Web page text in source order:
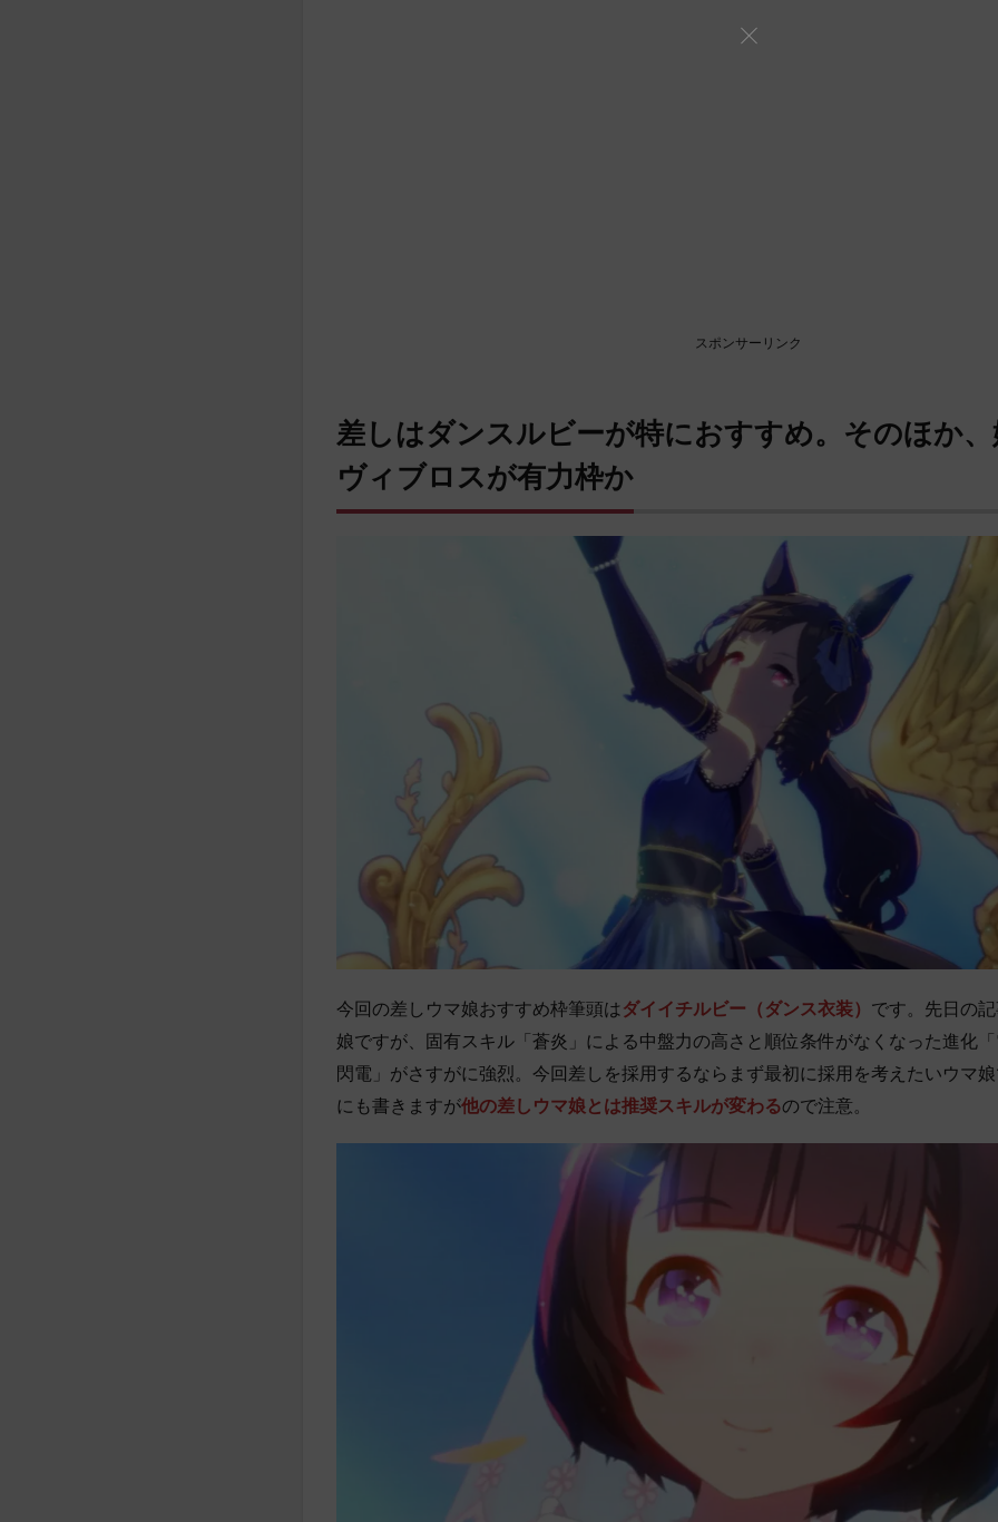
スポンサーリンク
差しはダンスルビーが特におすすめ。そのほか
ヴィブロスが有力枠か
今回の差しウマ娘おすすめ枠筆頭は ダイイチルビー（ダンス衣装） です。先日の
娘ですが、固有スキル「蒼炎」による中盤力の高さと順位条件がなくなった進化
閃電」がさすがに強烈。今回差しを採用するならまず最初に採用を考えたいウマ
にも書きますが他の差しウマ娘とは推奨スキルが変わるので注意。